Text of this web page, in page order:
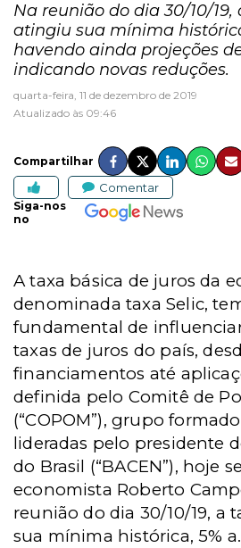
Na reunião do dia 30/10/19,
atingiu sua mínima
havendo ainda projeções
indicando novas reduções.
quarta-feira, 11 de dezembro de 2019
Atualizado às 09:46
Compartilhar
Comentar
Siga-nos
no
A taxa básica de juros da
denominada taxa Selic,
fundamental de
taxas de juros do país,
financiamentos até
definida pelo Comitê de
(“COPOM”), grupo
lideradas pelo presidente
do Brasil (“BACEN”), hoje
economista Roberto
reunião do dia 30/10/19, a
sua mínima histórica, 5%